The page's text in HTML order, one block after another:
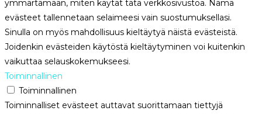
ymmärtämään, miten käytät tätä verkkosivustoa. Nämä
evästeet tallennetaan selaimeesi vain suostumuksellasi.
Sinulla on myös mahdollisuus kieltäytyä näistä evästeistä.
Joidenkin evästeiden käytöstä kieltäytyminen voi kuitenkin
vaikuttaa selauskokemukseesi.
Toiminnallinen
Toiminnallinen
Toiminnalliset evästeet auttavat suorittamaan tiettyjä